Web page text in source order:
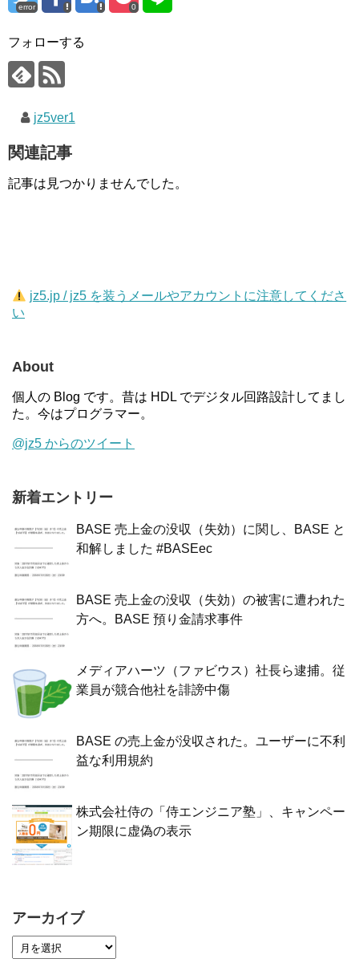
error 0
フォローする
jz5ver1
関連記事
記事は見つかりませんでした。
jz5.jp / jz5 を装うメールやアカウントに注意してくださ
い
About
個人の Blog です。昔は HDL でデジタル回路設計してまし
た。今はプログラマー。
@jz5 からのツイート
新着エントリー
BASE 売上金の没収（失効）に関し、BASE と
和解しました #BASEec
BASE 売上金の没収（失効）の被害に遭われた
方へ。BASE 預り金請求事件
メディアハーツ（ファビウス）社長ら逮捕。従
業員が競合他社を誹謗中傷
BASE の売上金が没収された。ユーザーに不利
益な利用規約
株式会社侍の「侍エンジニア塾」、キャンペー
ン期限に虚偽の表示
アーカイブ